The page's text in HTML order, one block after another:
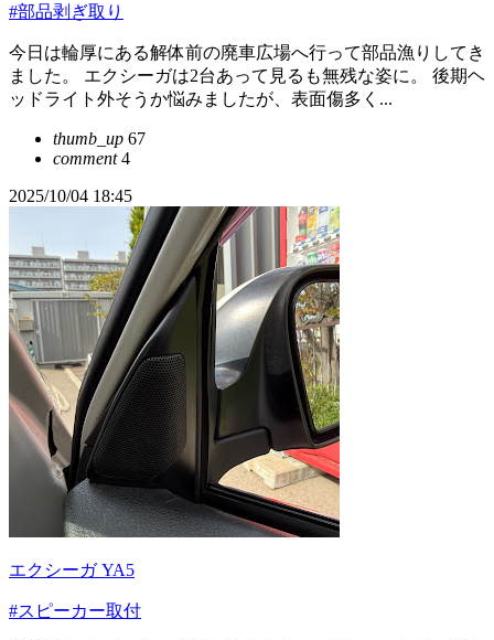
#部品剥ぎ取り
今日は輪厚にある解体前の廃車広場へ行って部品漁りしてき
ました。 エクシーガは2台あって見るも無残な姿に。 後期ヘ
ッドライト外そうか悩みましたが、表面傷多く...
thumb_up 67
comment4
2025/10/04 18:45
エクシーガ YA5
#スピーカー取付